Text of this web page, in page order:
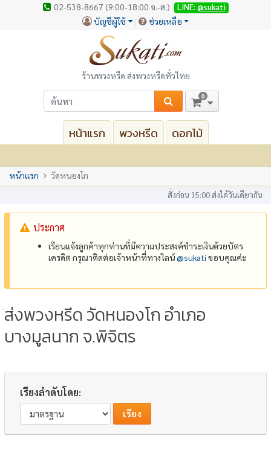
02-538-8667 (9:00-18:00 จ.-ส.) LINE: @sukati
บัญชีผู้ใช้ ช่วยเหลือ
ร้านพวงหรีด ส่งพวงหรีดทั่วไทย
0
หน้าแรก พวงหรีด ดอกไม้
หน้าแรก วัดหนองโก
สั่งก่อน 15:00 ส่งได้วันเดียวกัน
ประกาศ
เรียนแจ้งลูกค้าทุกท่านที่มีความประสงค์ชำระเงินด้วยบัตร
เครดิต กรุณาติดต่อเจ้าหน้าที่ทางไลน์@‌sukati ขอบคุณค่ะ
ส่งพวงหรีด วัดหนองโก อำเภอ
บางมูลนาก จ.พิจิตร
เรียงลำดับโดย: